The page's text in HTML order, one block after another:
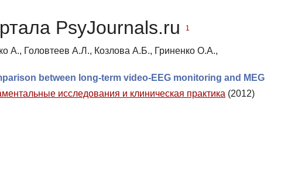
PsyJournals.ru 1
А., Головтеев А.Л., Козлова А.Б., Гриненко О.А.,
between long-term video-EEG monitoring and MEG
исследования и клиническая практика (2012)